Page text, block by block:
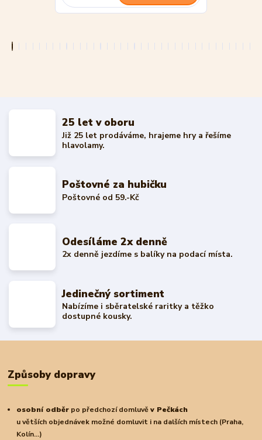
25 let v oboru
Již 25 let prodáváme, hrajeme hry a řešíme
hlavolamy.
Poštovné za hubičku
Poštovné od 59.-Kč
Odesíláme 2x denně
2x denně jezdíme s balíky na podací místa.
Jedinečný sortiment
Nabízíme i sběratelské raritky a těžko
dostupné kousky.
Způsoby dopravy
osobní odběr po předchozí domluvěv Pečkách
u větších objednávek možné domluvit i na dalších místech (Praha,
Kolín...)